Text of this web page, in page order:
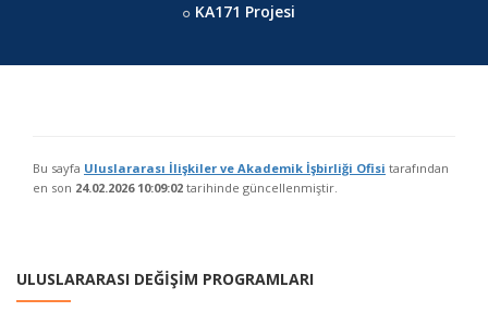
KA171 Projesi
Bu sayfa Uluslararası İlişkiler ve Akademik İşbirliği Ofisi tarafından
en son 24.02.2026 10:09:02 tarihinde güncellenmiştir.
ULUSLARARASI DEĞİŞİM PROGRAMLARI